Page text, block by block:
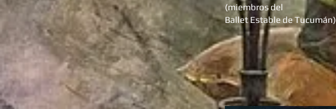
(miembros del
Ballet Estable de Tucumán)